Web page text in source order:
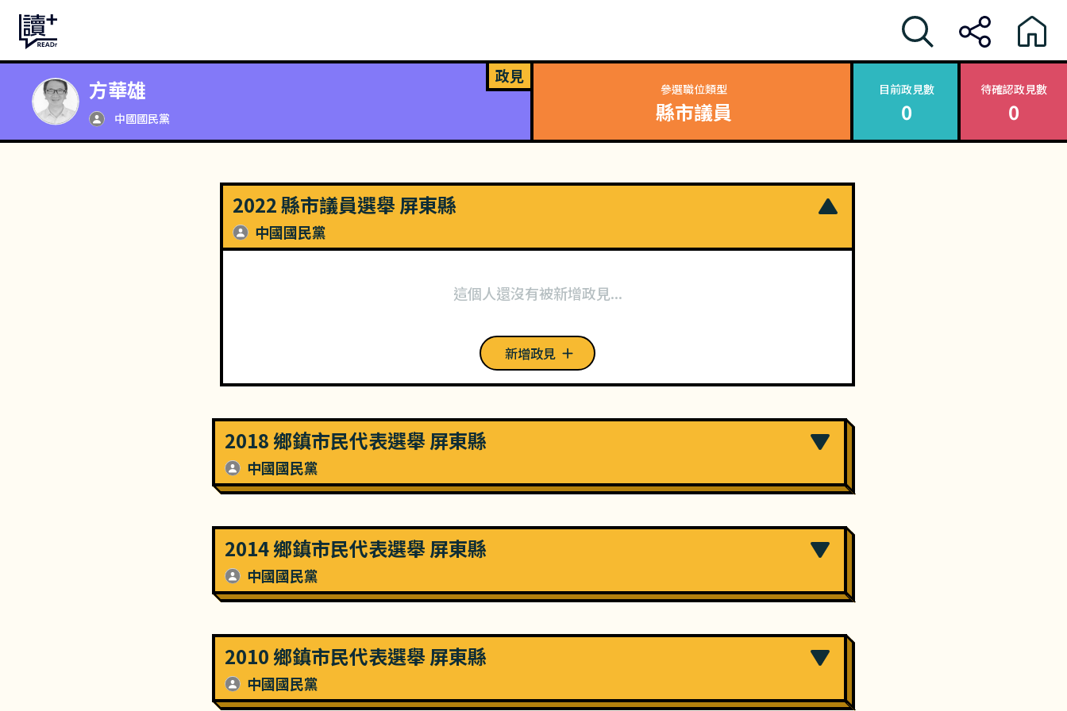
方華雄
中國國民黨
政見
參選職位類型
縣市議員
目前政見數
0
待確認政見數
0
2022 縣市議員選舉 屏東縣
中國國民黨
這個人還沒有被新增政見...
新增政見
2018 鄉鎮市民代表選舉 屏東縣
中國國民黨
2014 鄉鎮市民代表選舉 屏東縣
中國國民黨
2010 鄉鎮市民代表選舉 屏東縣
中國國民黨